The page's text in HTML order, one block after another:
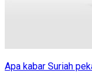
Apa kabar Suriah